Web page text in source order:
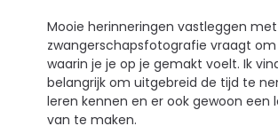
Mooie herinneringen vastleggen met
zwangerschapsfotografie vraagt
waarin je je op je gemakt voelt. Ik
belangrijk om uitgebreid de tijd te
leren kennen en er ook gewoon een
van te maken.